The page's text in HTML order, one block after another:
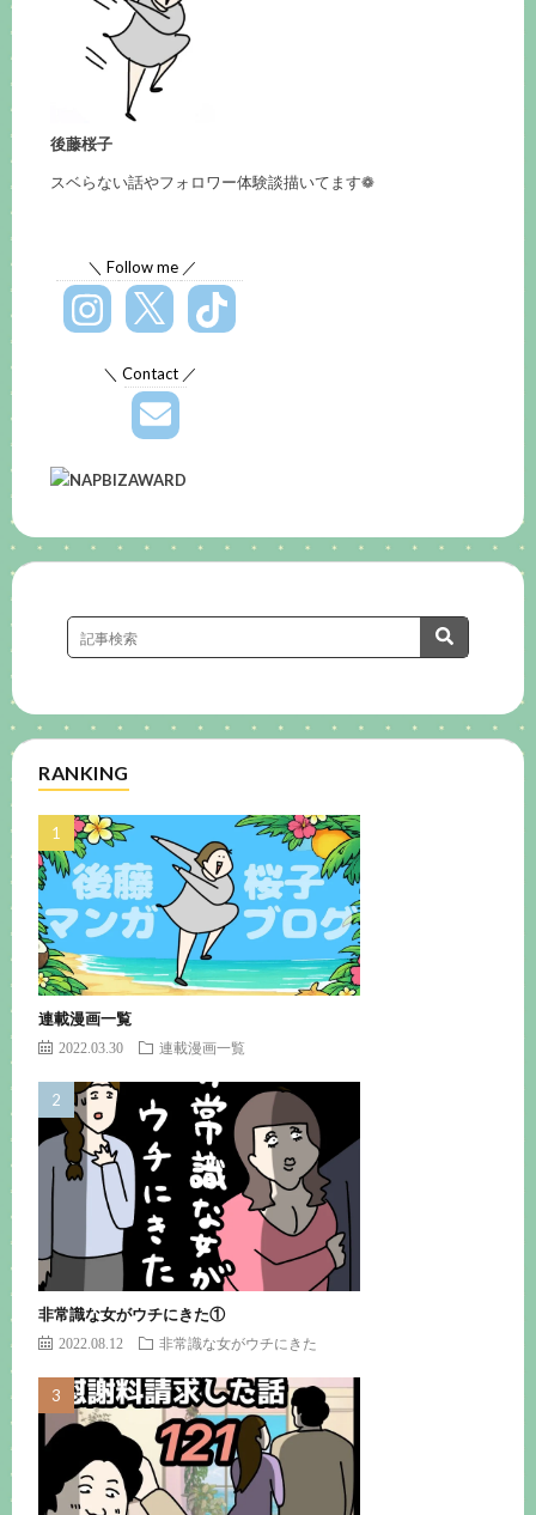
後藤桜子
スベらない話やフォロワー体験談描いてます❁
＼ Follow me ／
＼ Contact ／
RANKING
連載漫画一覧
2022.03.30 連載漫画一覧
非常識な女がウチにきた①
2022.08.12 非常識な女がウチにきた